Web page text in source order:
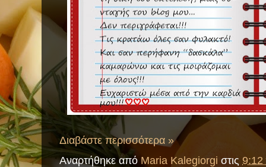
Διαβάστε περισσότερα »
Αναρτήθηκε από Maria Kalegiorgi στις